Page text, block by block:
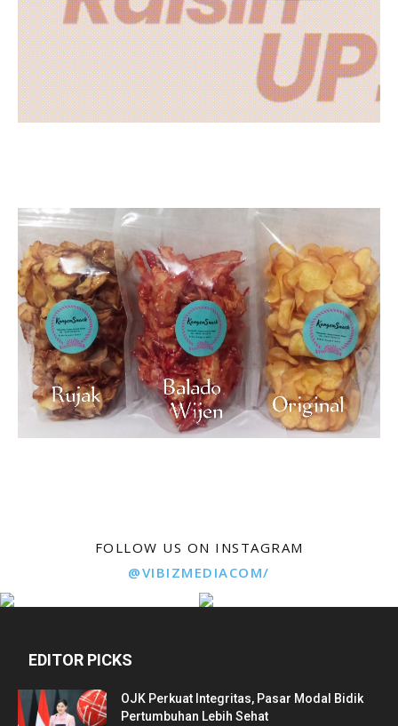
FOLLOW US ON INSTAGRAM
@VIBIZMEDIACOM/
EDITOR PICKS
OJK Perkuat Integritas, Pasar Modal Bidik
Pertumbuhan Lebih Sehat